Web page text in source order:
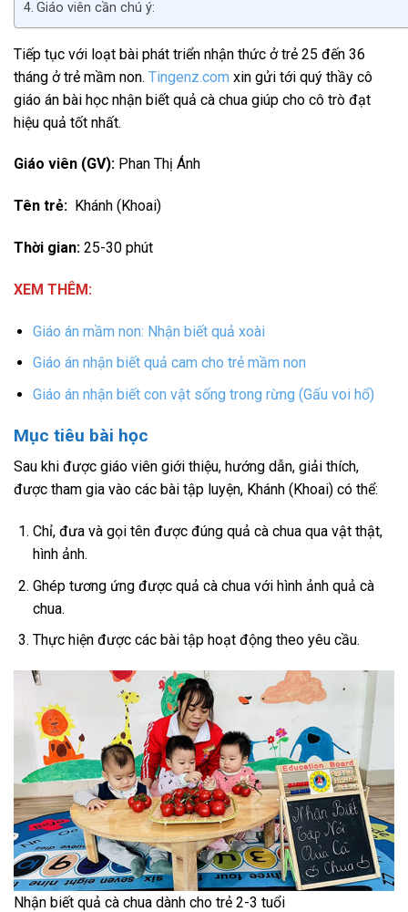
Giáo viên cần chú ý:
Tiếp tục với loạt bài phát triển nhận thức ở trẻ 25 đến 36
tháng ở trẻ mầm non. Tingenz.com xin gửi tới quý thầy cô
giáo án bài học nhận biết quả cà chua giúp cho cô trò đạt
hiệu quả tốt nhất.
Giáo viên (GV): Phan Thị Ánh
Tên trẻ: Khánh (Khoai)
Thời gian: 25-30 phút
XEM THÊM:
Giáo án mầm non: Nhận biết quả xoài
Giáo án nhận biết quả cam cho trẻ mầm non
Giáo án nhận biết con vật sống trong rừng (Gấu voi hổ)
Mục tiêu bài học
Sau khi được giáo viên giới thiệu, hướng dẫn, giải thích,
được tham gia vào các bài tập luyện, Khánh (Khoai) có thể:
Chỉ, đưa và gọi tên được đúng quả cà chua qua vật thật,
hình ảnh.
Ghép tương ứng được quả cà chua với hình ảnh quả cà
chua.
Thực hiện được các bài tập hoạt động theo yêu cầu.
Nhận biết quả cà chua dành cho trẻ 2-3 tuổi